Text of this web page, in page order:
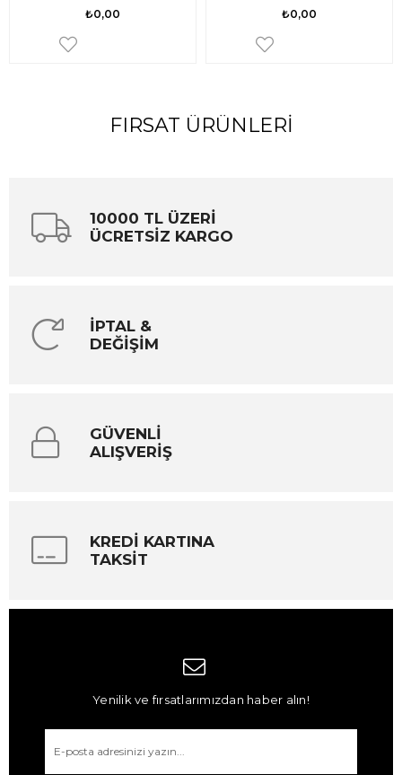
₺0,00 ₺0,00
FIRSAT ÜRÜNLERI
10000 TL ÜZERİ
ÜCRETSİZ KARGO
İPTAL &
DEĞİŞİM
GÜVENLİ
ALIŞVERİŞ
KREDİ KARTINA
TAKSİT
Yenilik ve fırsatlarımızdan haber alın!